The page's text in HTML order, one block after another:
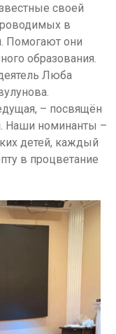
своей
в
Помогают они
образования.
Люба
– посвящён
Наши номинанты –
детей, каждый
в процветание